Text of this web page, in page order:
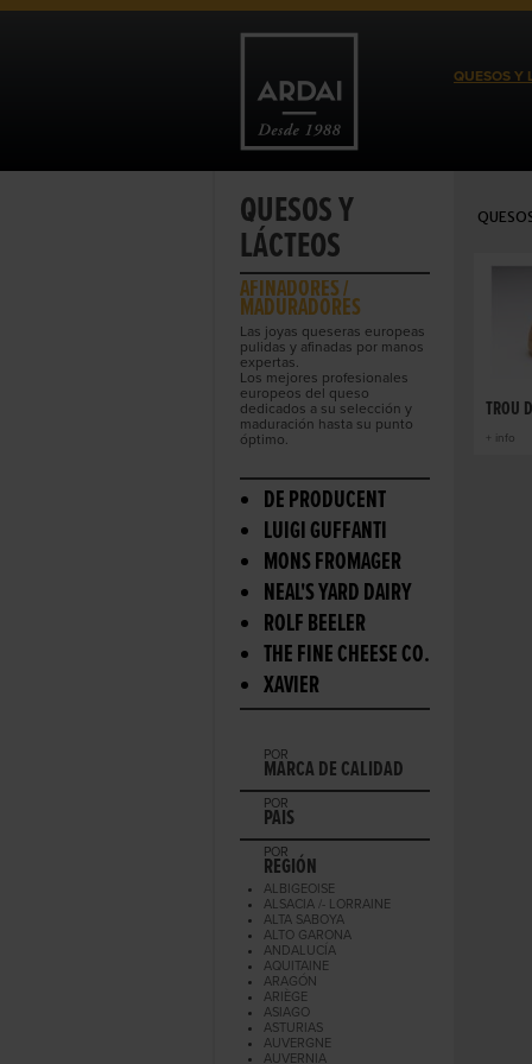
QUESOS Y
QUESOS Y
LÁCTEOS
AFINADORES /
MADURADORES
Las joyas queseras europeas
pulidas y afinadas por manos
expertas.
Los mejores profesionales
europeos del queso
dedicados a su selección y
maduración hasta su punto
óptimo.
DE PRODUCENT
LUIGI GUFFANTI
MONS FROMAGER
NEAL'S YARD DAIRY
ROLF BEELER
THE FINE CHEESE CO.
XAVIER
POR
MARCA DE CALIDAD
POR
PAIS
POR
REGIÓN
ALBIGEOISE
ALSACIA /- LORRAINE
ALTA SABOYA
ALTO GARONA
ANDALUCÍA
AQUITAINE
ARAGÓN
ARIÈGE
ASIAGO
ASTURIAS
AUVERGNE
AUVERNIA
TROU
+ info